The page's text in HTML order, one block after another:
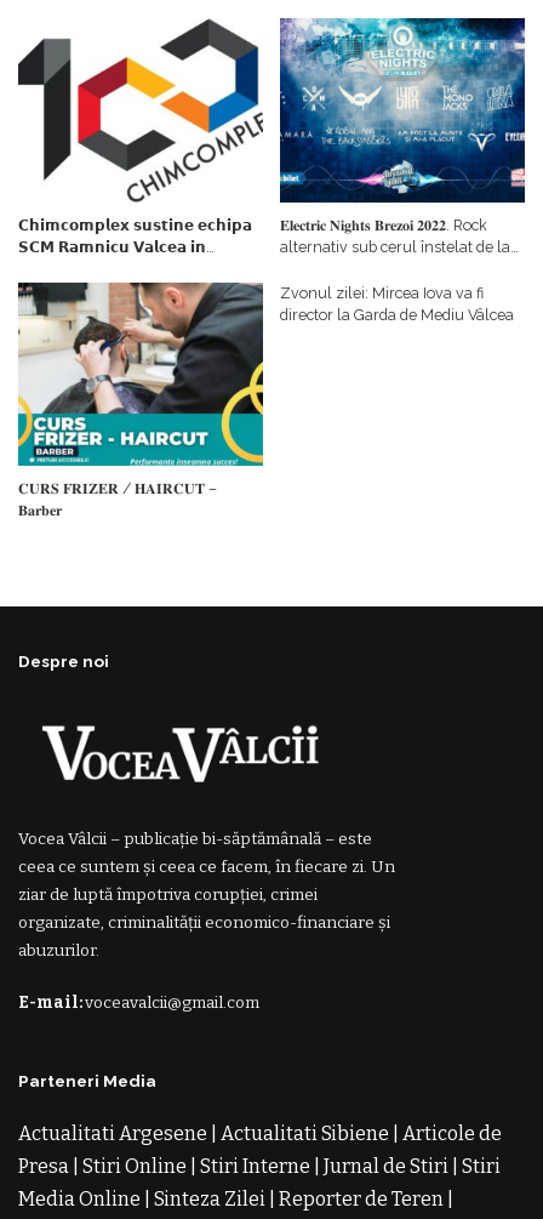
𝗖𝗵𝗶𝗺𝗰𝗼𝗺𝗽𝗹𝗲𝘅 𝘀𝘂𝘀𝘁𝗶𝗻𝗲 𝗲𝗰𝗵𝗶𝗽𝗮
𝗦𝗖𝗠 𝗥𝗮𝗺𝗻𝗶𝗰𝘂 𝗩𝗮𝗹𝗰𝗲𝗮 𝗶𝗻
𝗳𝗶𝗻𝗮𝗻𝘁𝗮𝘁𝗼𝗿
𝐄𝐥𝐞𝐜𝐭𝐫𝐢𝐜 𝐍𝐢𝐠𝐡𝐭𝐬 𝐁𝐫𝐞𝐳𝐨𝐢 𝟐𝟎𝟐𝟐. Rock
alternativ sub cerul înstelat de la
𝐂𝐔𝐑𝐒 𝐅𝐑𝐈𝐙𝐄𝐑 / 𝐇𝐀𝐈𝐑𝐂𝐔𝐓 –
𝐁𝐚𝐫𝐛𝐞𝐫
Zvonul zilei: Mircea Iova va fi
director la Garda de Mediu Vâlcea
Despre noi
Vocea Vâlcii – publicație bi-săptămânală – este
ceea ce suntem și ceea ce facem, în fiecare zi. Un
ziar de luptă împotriva corupției, crimei
organizate, criminalității economico-financiare și
abuzurilor.
E-mail:voceavalcii@gmail.com
Parteneri Media
Actualitati Argesene Actualitati Sibiene
Articole de
Presa Stiri Online Stiri Interne Jurnal de Stiri Stiri
Media Online
Sinteza Zilei Reporter de Teren